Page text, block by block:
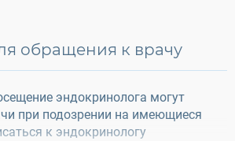
обращения к врачу
эндокринолога могут
при подозрении на имеющиеся
к эндокринологу